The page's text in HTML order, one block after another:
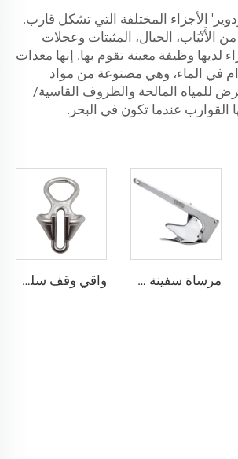
الأجزاء المختلفة التي تشكل قارب.
الأَنْيَاب، الحبال، المثبتات وعجلات
لديها وظيفة معينة تقوم بها. إنها معدات
في الماء، وهي مصنوعة من مواد
للمياه المالحة والظروف القاسية/
القوارب عندما تكون في البحر.
مرساة سفينة من الفولاذ المقاوم للصدأ من الدرجة البحرية 316 بنمط كlaw بروس واقي وقف سلسلة القطر الخاص بالسفينة المصنوع من الفولاذ المقاوم للصدأ 316